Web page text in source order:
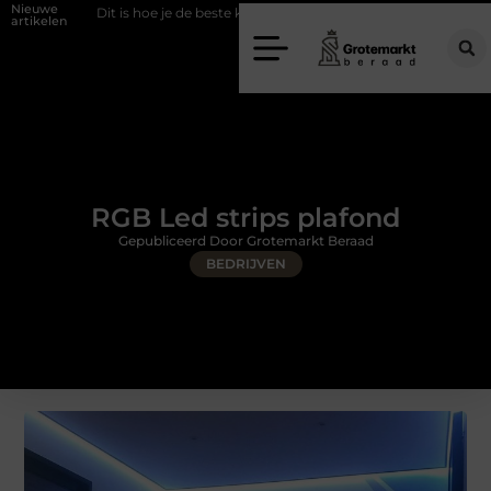
Nieuwe
artikelen
is hoe je de beste kapper in Arnhem kunt vinden
RGB Led strips plafond
BEDRIJVEN
Gepubliceerd Door Grotemarkt Beraad